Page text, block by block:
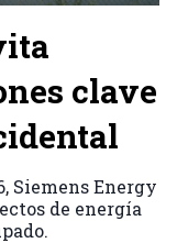
clave
Siemens Energy
de energía